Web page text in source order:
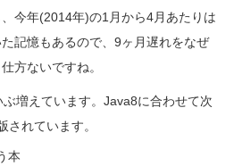
今年(2014年)の1月から4月あたりは
記憶もあるので、9ヶ月遅れをなぜ
方ないですね。
増えています。Java8に合わせて次
されています。
本